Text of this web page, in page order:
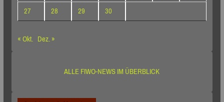
27
28 29
30
« Okt. Dez. »
ALLE FIWO-NEWS IM ÜBERBLICK